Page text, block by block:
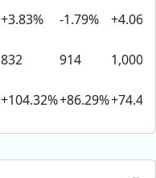
+3.83% -1.79%
+4.06%
832 914
1,000
+104.32%+86.29%